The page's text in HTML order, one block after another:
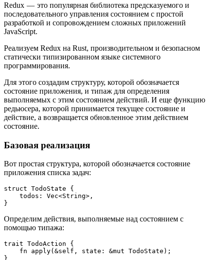
Redux — это популярная библиотека предсказуемого и
последовательного управления состоянием с простой
разработкой и сопровождением сложных приложений
JavaScript.
Реализуем Redux на Rust, производительном и безопасном
статически типизированном языке системного
программирования.
Для этого создадим структуру, которой обозначается
состояние приложения, и типаж для определения
выполняемых с этим состоянием действий. И еще функцию
редьюсера, которой принимается текущее состояние и
действие, а возвращается обновленное этим действием
состояние.
Базовая реализация
Вот простая структура, которой обозначается состояние
приложения списка задач:
struct TodoState {
    todos: Vec<String>,
}
Определим действия, выполняемые над состоянием с
помощью типажа:
trait TodoAction {
    fn apply(&self, state: &mut TodoState);
}